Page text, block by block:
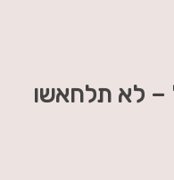
– לא תלחאשו